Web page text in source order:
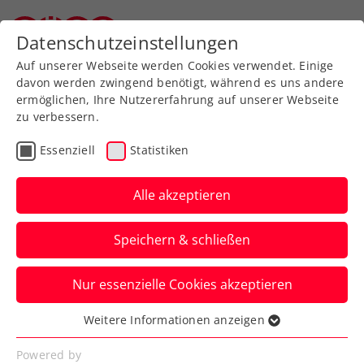
Zurück zur Newsübersicht
Turniere
Olympia: Ofner in Paris
durch Medvedev gestoppt
Österreichs Nummer eins bietet dem
Weltklassespieler dabei aber im zweiten
Satz die Stirn.
Verfasst von: Manuel Wachta, 30.07.2024
Datenschutzeinstellungen
Auf unserer Webseite werden Cookies verwendet. Einige
davon werden zwingend benötigt, während es uns andere
ermöglichen, Ihre Nutzererfahrung auf unserer Webseite
zu verbessern.
Essenziell Statistiken
Alle akzeptieren
Speichern & schließen
Nur essenzielle Cookies akzeptieren
Essenziell
Essenzielle Cookies werden für grundlegende
Weitere Informationen anzeigen
Powered by